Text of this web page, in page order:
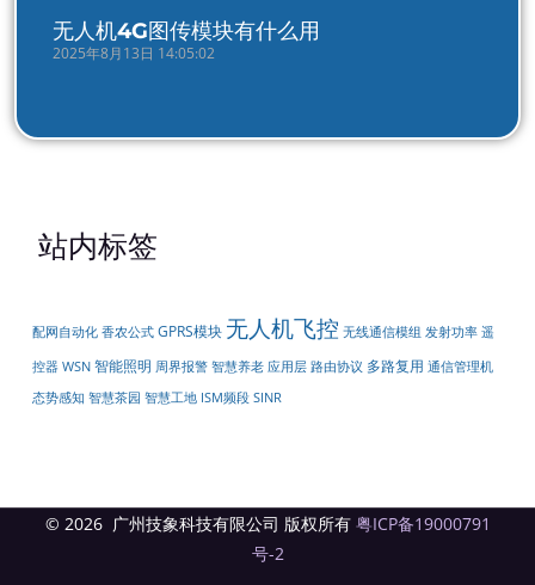
无人机4G图传模块有什么用
2025年8月13日 14:05:02
站内标签
配网自动化 香农公式 GPRS模块 无人机飞控 无线通信模组 发射功率 遥
控器 WSN 智能照明 周界报警 智慧养老 应用层 路由协议 多路复用 通信管理机
态势感知 智慧茶园 智慧工地 ISM频段 SINR
© 2026 广州技象科技有限公司 版权所有 粤ICP备19000791
号-2